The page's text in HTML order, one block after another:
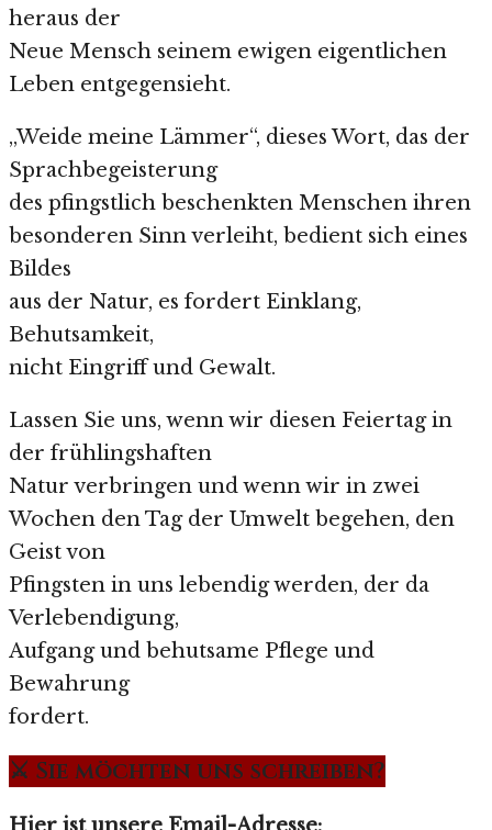
heraus der
Neue Mensch seinem ewigen eigentlichen
Leben entgegensieht.
„Weide meine Lämmer“, dieses Wort, das der
Sprachbegeisterung
des pfingstlich beschenkten Menschen ihren
besonderen Sinn verleiht, bedient sich eines
Bildes
aus der Natur, es fordert Einklang,
Behutsamkeit,
nicht Eingriff und Gewalt.
Lassen Sie uns, wenn wir diesen Feiertag in
der frühlingshaften
Natur verbringen und wenn wir in zwei
Wochen den Tag der Umwelt begehen, den
Geist von
Pfingsten in uns lebendig werden, der da
Verlebendigung,
Aufgang und behutsame Pflege und
Bewahrung
fordert.
⚔️ Sie möchten uns schreiben?